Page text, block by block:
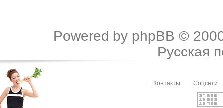
Powered by phpBB ©
Русская
Контакты Соцсети